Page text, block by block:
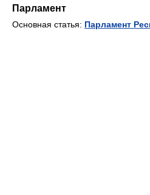
Парламент
Основная статья: Парламент